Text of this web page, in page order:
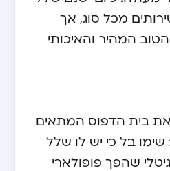
מכל סוג, אך
המהיר והאיכותי
בית הדפוס המתאים
בל כי יש לו שלל
שהפך פופולארי